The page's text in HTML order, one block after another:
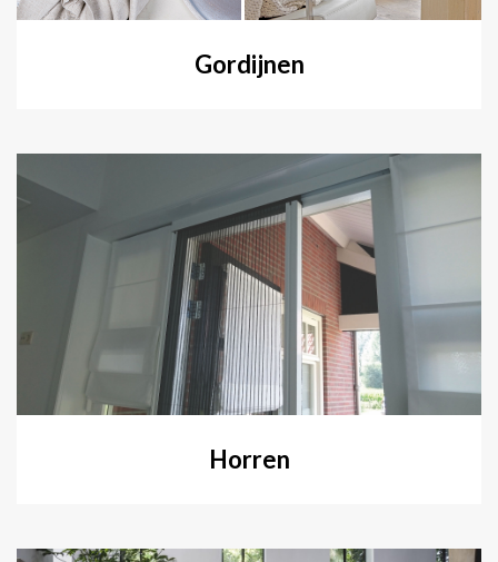
Gordijnen
Horren